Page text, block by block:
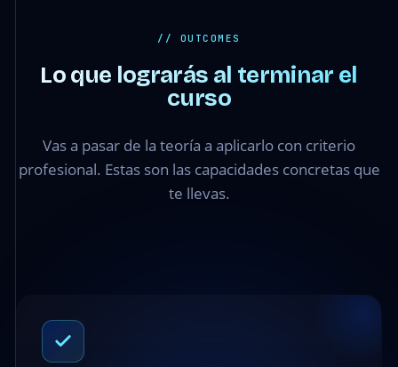
// OUTCOMES
Lo que lograrás al terminar el
curso
Vas a pasar de la teoría a aplicarlo con criterio
profesional. Estas son las capacidades concretas que
te llevas.